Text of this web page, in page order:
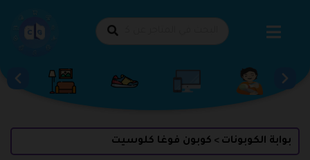
بوابة الكوبونات > كوبون فوغا كلوسيت